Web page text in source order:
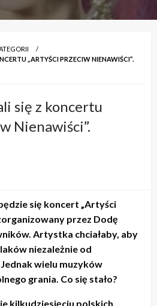
„ARTYŚCI PRZECIW NIENAWIŚCI”.
się z koncertu
Nienawiści”.
się koncert „Artyści
przez Dodę
Artystka chciałaby, aby
niezależnie od
wielu muzyków
grania. Co się stało?
kilkudziesięciu polskich